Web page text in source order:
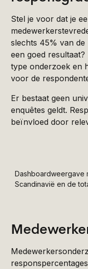
Stel je voor dat je
slechts 45% van de
een goed
type onderzoek en
voor de
Er bestaat geen
enquêtes geldt.
beïnvloed door
Dashboardweergave
Scandinavië en de